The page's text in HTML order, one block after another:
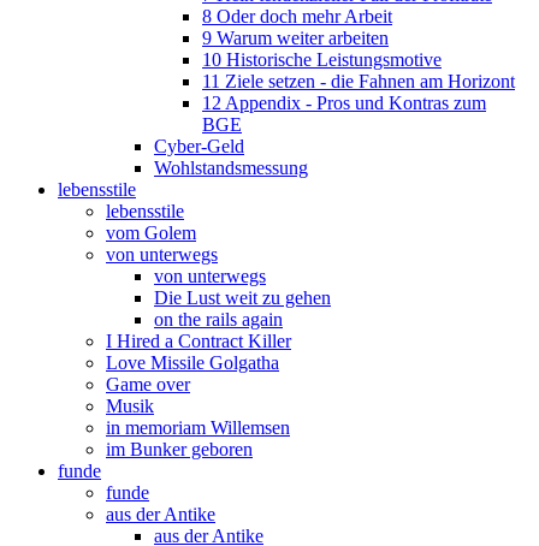
8 Oder doch mehr Arbeit
9 Warum weiter arbeiten
10 Historische Leistungsmotive
11 Ziele setzen - die Fahnen am Horizont
12 Appendix - Pros und Kontras zum
BGE
Cyber-Geld
Wohlstandsmessung
lebensstile
lebensstile
vom Golem
von unterwegs
von unterwegs
Die Lust weit zu gehen
on the rails again
I Hired a Contract Killer
Love Missile Golgatha
Game over
Musik
in memoriam Willemsen
im Bunker geboren
funde
funde
aus der Antike
aus der Antike